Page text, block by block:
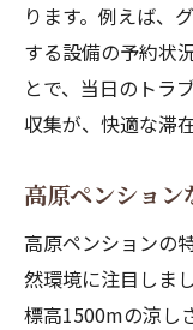
ります。例えば、
する設備の予約状
とで、当日のトラ
収集が、快適な滞
高原ペンション
高原ペンションの
然環境に注目しま
標高1500mの涼し